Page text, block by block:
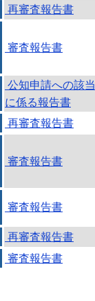
再審査報告書
審査報告書
公知申請への該
に係る報告書
再審査報告書
審査報告書
審査報告書
再審査報告書
審査報告書